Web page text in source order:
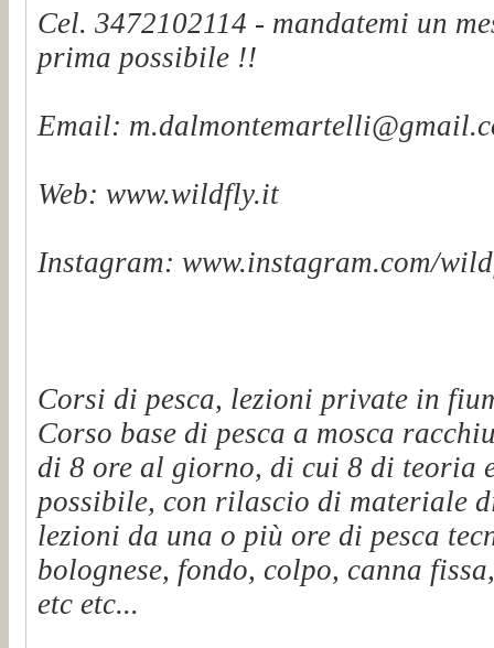
Cel. 3472102114 - mandatemi un
prima possibile !!
Email:
Web: www.wildfly.it
Instagram: www.instagram.com/
Corsi di pesca, lezioni private in
Corso base di pesca a mosca
di 8 ore al giorno, di cui 8 di teoria
possibile, con rilascio di materiale
lezioni da una o più ore di pesca
bolognese, fondo, colpo, canna
etc etc...